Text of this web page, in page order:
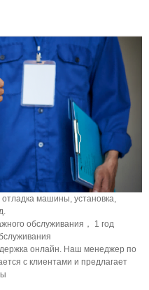
машины, установка,
обслуживания， 1 год
онлайн. Наш менеджер по
с клиентами и предлагает